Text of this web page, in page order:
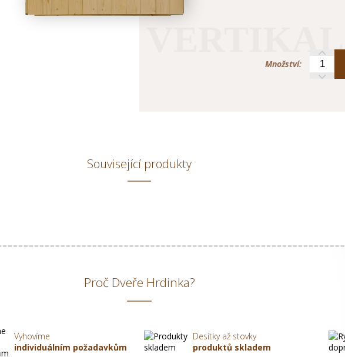
VERTIKAL
Množství:
Související produkty
Proč Dveře Hrdinka?
Vyhovíme
individuálním požadavkům
Desítky až stovky
produktů skladem